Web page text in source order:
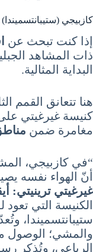
كازبيجي
إذا كنت تبحث عن
ذات المشاهد
البداية المثالية.
هنا تتعانق القمم
كنيسة غيرغيتي
مغامرة ضمن
“في كازبيجي،
أنّ الهواء نفسه
غيرغيتي ترينيتي:
الكنيسة التي
ستيبانتسميندا،
والمشي؛ الوصول
الرباعي، وتُذكر